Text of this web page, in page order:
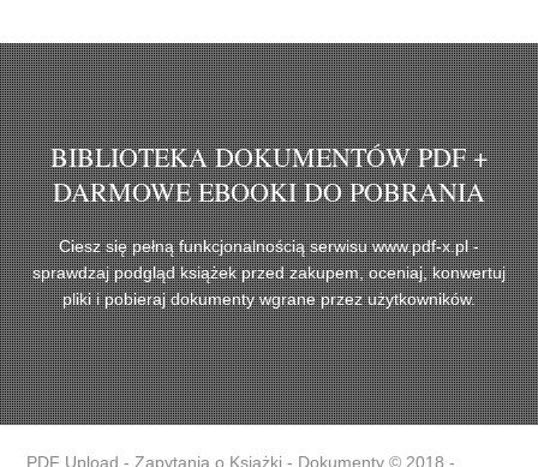
BIBLIOTEKA DOKUMENTÓW PDF +
DARMOWE EBOOKI DO POBRANIA
Ciesz się pełną funkcjonalnością serwisu www.pdf-x.pl -
sprawdzaj podgląd książek przed zakupem, oceniaj, konwertuj
pliki i pobieraj dokumenty wgrane przez użytkowników.
PDF Upload - Zapytania o Książki - Dokumenty © 2018 -